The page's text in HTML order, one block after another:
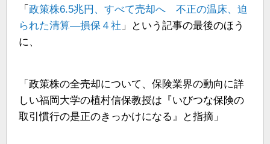
「 政策株6.5兆円、すべて売却へ 不正の温床、迫
られた清算―損保４社 」という記事の最後のほう
に、
「政策株の全売却について、保険業界の動向に詳
しい福岡大学の植村信保教授は『いびつな保険の
取引慣行の是正のきっかけになる』と指摘」